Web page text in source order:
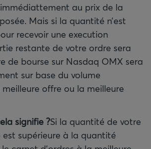
au prix de la
Mais si la quantité n’est
recevoir une execution
restante de votre ordre sera
de bourse sur Nasdaq OMX sera
sur base du volume
offre ou la meilleure
signifie ?Si la quantité de votre
supérieure à la quantité